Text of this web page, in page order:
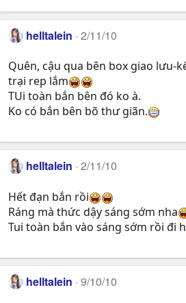
helltalein 2/11/10
Quên, cậu qua bên box giao lưu-
trại rep lắm
TUi toàn bắn bên đó ko à.
Ko có bắn bên bõ thư giãn.
helltalein 2/11/10
Hết đạn bắn rồi
Ráng mà thức dậy sáng sớm nha
Tui toàn bắn vào sáng sớm rồi đi
helltalein 9/10/10